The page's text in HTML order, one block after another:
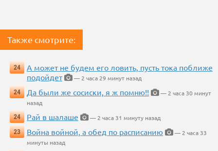
Также смотрите:
24
А может не будем его ловить, пусть тока поближе
подойдет
— 2 часа 29 минут назад
24
Да были же сосиски, я ж помню!!
— 2 часа 30 минут
назад
24
Рай в шалаше
— 2 часа 31 минуту назад
23
Война войной, а обед по расписанию
— 2 часа 33
минуты назад